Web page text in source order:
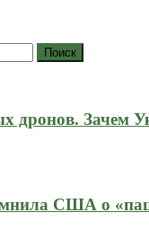
дронов. Зачем
США о